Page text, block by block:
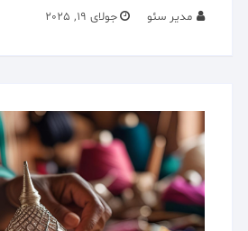
مدیر سئو جولای 19, 2025